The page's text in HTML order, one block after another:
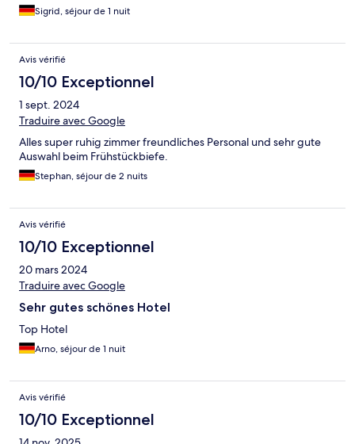
Sigrid, séjour de 1 nuit
Avis vérifié
10/10 Exceptionnel
1 sept. 2024
Traduire avec Google
Alles super ruhig zimmer freundliches Personal und sehr gute
Auswahl beim Frühstückbiefe.
Stephan, séjour de 2 nuits
Avis vérifié
10/10 Exceptionnel
20 mars 2024
Traduire avec Google
Sehr gutes schönes Hotel
Top Hotel
Arno, séjour de 1 nuit
Avis vérifié
10/10 Exceptionnel